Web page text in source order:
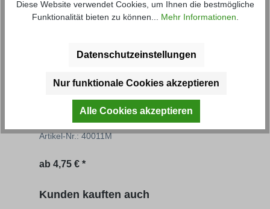
Rungenhalter (mit Feststellschraube)
Artikel-Nr.: 40011M
Regulärer Preis:
ab 4,75 € *
Produktgalerie überspringen
Kunden kauften auch
Diese Website verwendet Cookies, um Ihnen die bestmögliche
Funktionalität bieten zu können... Mehr Informationen
Datenschutzeinstellungen
Nur funktionale Cookies akzeptieren
Alle Cookies akzeptieren